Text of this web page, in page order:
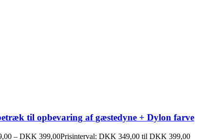
til opbevaring af gæstedyne + Dylon farve
– DKK 399,00Prisinterval: DKK 349,00 til DKK 399,00